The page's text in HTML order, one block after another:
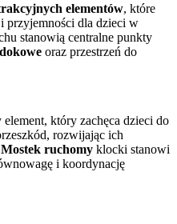
elementów, które
przyjemności dla dzieci w
stanowią centralne punkty
oraz przestrzeń do
element, który zachęca dzieci do
rozwijając ich
Mostek ruchomy klocki stanowi
i koordynację